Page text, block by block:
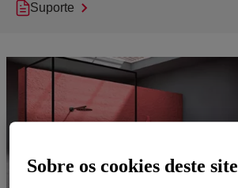
Suporte
Sobre os cookies deste site